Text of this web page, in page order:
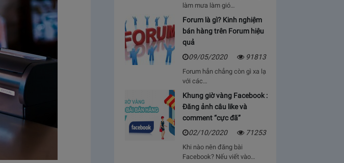
làm mưa làm gió…
Forum là gì? Kinh nghiệm
bán hàng trên Forum hiệu
quả
09/05/2020
91813
Forum hẳn chẳng còn gì xa lạ
với các…
Khung giờ vàng Facebook :
Đăng ảnh câu like và
comment “cực đã”
02/10/2020
71253
Khi nào nên đăng bài
Facebook? Nếu viết vào…